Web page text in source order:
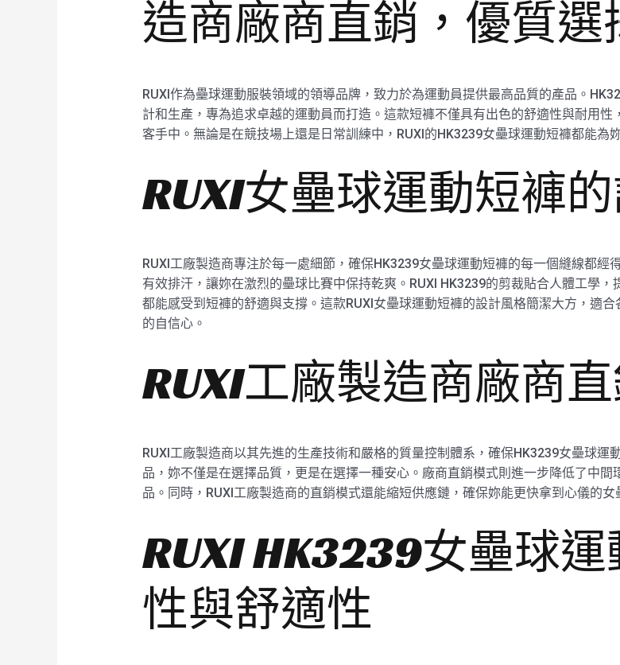
造商廠商直銷，優質選
RUXI作為壘球運動服裝領域的領導品牌，致力於為運動員提供最高品質的產品。
計和生產，專為追求卓越的運動員而打造。這款短褲不僅具有出色的舒適性與耐用
客手中。無論是在競技場上還是日常訓練中，RUXI的HK3239女壘球運動短褲都能為
RUXI女壘球運動短褲
RUXI工廠製造商專注於每一處細節，確保HK3239女壘球運動短褲的每一個縫線都
有效排汗，讓妳在激烈的壘球比賽中保持乾爽。RUXI HK3239的剪裁貼合人體工學
都能感受到短褲的舒適與支撐。這款RUXI女壘球運動短褲的設計風格簡潔大方，適
的自信心。
RUXI工廠製造商廠商
RUXI工廠製造商以其先進的生產技術和嚴格的質量控制體系，確保HK3239女壘球運
品，妳不僅是在選擇品質，更是在選擇一種安心。廠商直銷模式則進一步降低了中
品。同時，RUXI工廠製造商的直銷模式還能縮短供應鏈，確保妳能更快拿到心儀的
RUXI HK3239女壘球
性與舒適性